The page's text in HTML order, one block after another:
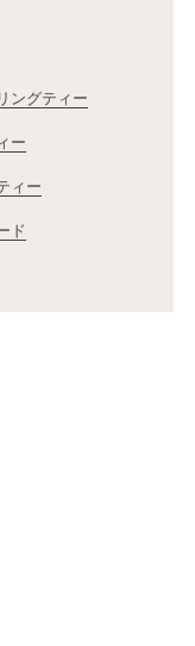
ングティー
ー
ィー
ド